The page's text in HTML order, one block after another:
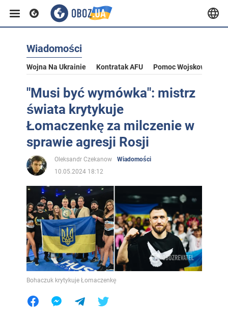
Wiadomości
Wojna Na Ukrainie Kontratak AFU Pomoc Wojskowa Dla
"Musi być wymówka": mistrz
świata krytykuje
Łomaczenkę za milczenie w
sprawie agresji Rosji
Oleksandr Czekanow
Wiadomości
10.05.2024 18:12
Bohaczuk krytykuje Łomaczenkę